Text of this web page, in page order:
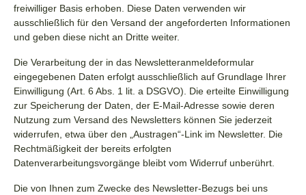
freiwilliger Basis erhoben. Diese Daten verwenden wir
ausschließlich für den Versand der angeforderten Informationen
und geben diese nicht an Dritte weiter.
Die Verarbeitung der in das Newsletteranmeldeformular
eingegebenen Daten erfolgt ausschließlich auf Grundlage Ihrer
Einwilligung (Art. 6 Abs. 1 lit. a DSGVO). Die erteilte Einwilligung
zur Speicherung der Daten, der E-Mail-Adresse sowie deren
Nutzung zum Versand des Newsletters können Sie jederzeit
widerrufen, etwa über den „Austragen“-Link im Newsletter. Die
Rechtmäßigkeit der bereits erfolgten
Datenverarbeitungsvorgänge bleibt vom Widerruf unberührt.
Die von Ihnen zum Zwecke des Newsletter-Bezugs bei uns